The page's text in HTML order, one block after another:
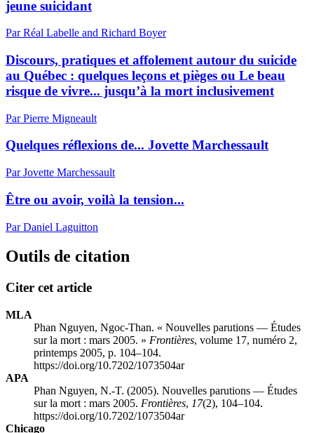
jeune suicidant
Par Réal Labelle and Richard Boyer
Discours, pratiques et affolement autour du suicide
au Québec : quelques leçons et pièges ou Le beau
risque de vivre... jusqu’à la mort inclusivement
Par Pierre Migneault
Quelques réflexions de... Jovette Marchessault
Par Jovette Marchessault
Être ou avoir, voilà la tension...
Par Daniel Laguitton
Outils de citation
Citer cet article
MLA
Phan Nguyen, Ngoc-Than. « Nouvelles parutions — Études
sur la mort : mars 2005. » Frontières, volume 17, numéro 2,
printemps 2005, p. 104–104.
https://doi.org/10.7202/1073504ar
APA
Phan Nguyen, N.-T. (2005). Nouvelles parutions — Études
sur la mort : mars 2005. Frontières, 17(2), 104–104.
https://doi.org/10.7202/1073504ar
Chicago